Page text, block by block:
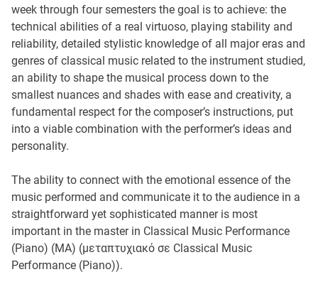
week through four semesters the goal is to achieve: the
technical abilities of a real virtuoso, playing stability and
reliability, detailed stylistic knowledge of all major eras and
genres of classical music related to the instrument studied,
an ability to shape the musical process down to the
smallest nuances and shades with ease and creativity, a
fundamental respect for the composer’s instructions, put
into a viable combination with the performer’s ideas and
personality.
The ability to connect with the emotional essence of the
music performed and communicate it to the audience in a
straightforward yet sophisticated manner is most
important in the master in Classical Music Performance
(Piano) (MA) (μεταπτυχιακό σε Classical Music
Performance (Piano)).